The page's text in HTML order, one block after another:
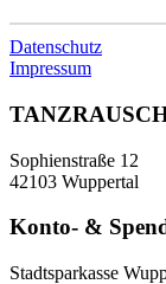
Datenschutz
Impressum
Sophienstraße 12
42103 Wuppertal
Konto- &
Stadtsparkasse